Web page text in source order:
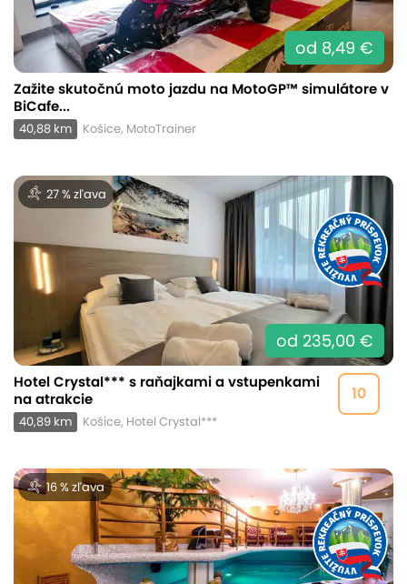
od 8,49 €
Zažite skutočnú moto jazdu na MotoGP™ simulátore v
BiCafe...
40,88 km Košice, MotoTrainer
27 % zľava
od 235,00 €
10
Hotel Crystal*** s raňajkami a vstupenkami
na atrakcie
40,89 km Košice, Hotel Crystal***
16 % zľava